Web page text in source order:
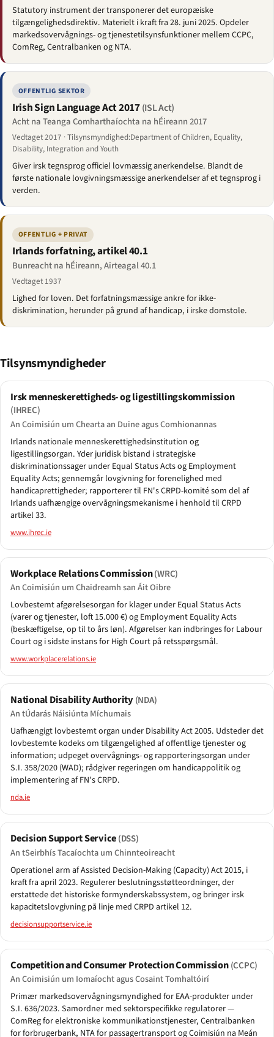
Statutory instrument der transponerer det europæiske
tilgængelighedsdirektiv. Materielt i kraft fra 28. juni 2025. Opdeler
markedsovervågnings- og tjenestetilsynsfunktioner mellem CCPC,
ComReg, Centralbanken og NTA.
OFFENTLIG SEKTOR
Irish Sign Language Act 2017(ISL Act)
Acht na Teanga Comharthaíochta na hÉireann 2017
Vedtaget 2017 · Tilsynsmyndighed:Department of Children, Equality,
Disability, Integration and Youth
Giver irsk tegnsprog officiel lovmæssig anerkendelse. Blandt de
første nationale lovgivningsmæssige anerkendelser af et tegnsprog i
verden.
OFFENTLIG + PRIVAT
Irlands forfatning, artikel 40.1
Bunreacht na hÉireann, Airteagal 40.1
Vedtaget 1937
Lighed for loven. Det forfatningsmæssige ankre for ikke-
diskrimination, herunder på grund af handicap, i irske domstole.
Tilsynsmyndigheder
Irsk menneskerettigheds- og ligestillingskommission
(IHREC)
An Coimisiún um Chearta an Duine agus Comhionannas
Irlands nationale menneskerettighedsinstitution og
ligestillingsorgan. Yder juridisk bistand i strategiske
diskriminationssager under Equal Status Acts og Employment
Equality Acts; gennemgår lovgivning for forenelighed med
handicaprettigheder; rapporterer til FN's CRPD-komité som del af
Irlands uafhængige overvågningsmekanisme i henhold til CRPD
artikel 33.
www.ihrec.ie
Workplace Relations Commission(WRC)
An Coimisiún um Chaidreamh san Áit Oibre
Lovbestemt afgørelsesorgan for klager under Equal Status Acts
(varer og tjenester, loft 15.000 €) og Employment Equality Acts
(beskæftigelse, op til to års løn). Afgørelser kan indbringes for Labour
Court og i sidste instans for High Court på retsspørgsmål.
www.workplacerelations.ie
National Disability Authority(NDA)
An tÚdarás Náisiúnta Míchumais
Uafhængigt lovbestemt organ under Disability Act 2005. Udsteder det
lovbestemte kodeks om tilgængelighed af offentlige tjenester og
information; udpeget overvågnings- og rapporteringsorgan under
S.I. 358/2020 (WAD); rådgiver regeringen om handicappolitik og
implementering af FN's CRPD.
nda.ie
Decision Support Service(DSS)
An tSeirbhís Tacaíochta um Chinnteoireacht
Operationel arm af Assisted Decision-Making (Capacity) Act 2015, i
kraft fra april 2023. Regulerer beslutningsstøtteordninger, der
erstattede det historiske formynderskabssystem, og bringer irsk
kapacitetslovgivning på linje med CRPD artikel 12.
decisionsupportservice.ie
Competition and Consumer Protection Commission(CCPC)
An Coimisiún um Iomaíocht agus Cosaint Tomhaltóirí
Primær markedsovervågningsmyndighed for EAA-produkter under
S.I. 636/2023. Samordner med sektorspecifikke regulatorer —
ComReg for elektroniske kommunikationstjenester, Centralbanken
for forbrugerbank, NTA for passagertransport og Coimisiún na Meán